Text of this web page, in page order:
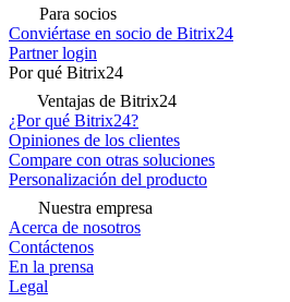
Para socios
Conviértase en socio de Bitrix24
Partner login
Por qué Bitrix24
Ventajas de Bitrix24
¿Por qué Bitrix24?
Opiniones de los clientes
Compare con otras soluciones
Personalización del producto
Nuestra empresa
Acerca de nosotros
Contáctenos
En la prensa
Legal